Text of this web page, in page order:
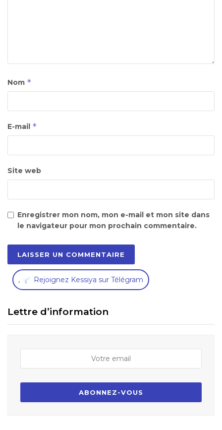
Nom *
E-mail *
Site web
Enregistrer mon nom, mon e-mail et mon site dans
le navigateur pour mon prochain commentaire.
, Rejoignez Kessiya sur Télégram
Lettre d’information